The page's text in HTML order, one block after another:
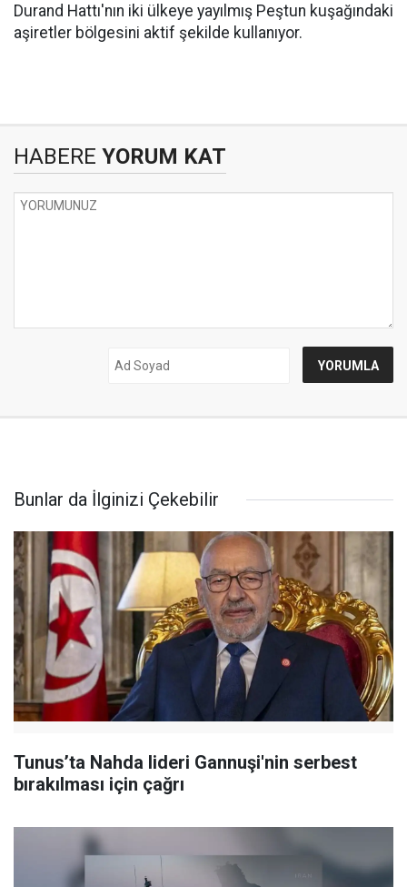
Durand Hattı'nın iki ülkeye yayılmış Peştun kuşağındaki
aşiretler bölgesini aktif şekilde kullanıyor.
HABERE YORUM KAT
Bunlar da İlginizi Çekebilir
Tunus’ta Nahda lideri Gannuşi'nin serbest
bırakılması için çağrı